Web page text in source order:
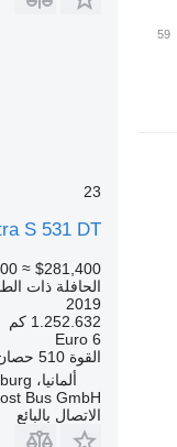
23
S 531 DT
≈ $281,400
الحافلة ذات
2019
1.252.632 كم
Euro 6
القوة 510 حصان (375 kW)
ألمانيا، Wittenburg
Bus GmbH
الاتصال بالبائع